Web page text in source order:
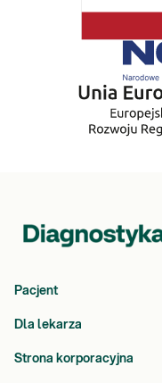
Pacjent
Dla lekarza
Strona korporacyjna